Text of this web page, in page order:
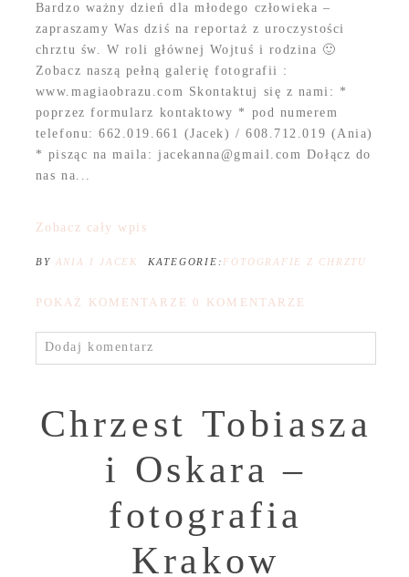
Bardzo ważny dzień dla młodego człowieka –
zapraszamy Was dziś na reportaż z uroczystości
chrztu św. W roli głównej Wojtuś i rodzina 🙂
Zobacz naszą pełną galerię fotografii :
www.magiaobrazu.com Skontaktuj się z nami: *
poprzez formularz kontaktowy * pod numerem
telefonu: 662.019.661 (Jacek) / 608.712.019 (Ania)
* pisząc na maila: jacekanna@gmail.com Dołącz do
nas na...
Zobacz cały wpis
BY ANIA I JACEK KATEGORIE: FOTOGRAFIE Z CHRZTU
POKAŻ KOMENTARZE 0 KOMENTARZE
Dodaj komentarz
Chrzest Tobiasza
i Oskara –
fotografia
Krakow